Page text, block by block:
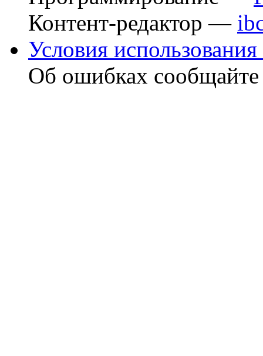
Контент-редактор —
Условия использования
Об ошибках